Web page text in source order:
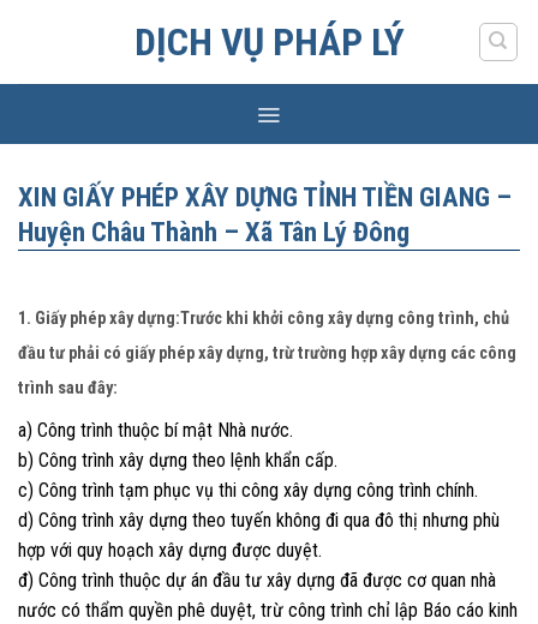
DỊCH VỤ PHÁP LÝ
XIN GIẤY PHÉP XÂY DỰNG TỈNH TIỀN GIANG –
Huyện Châu Thành – Xã Tân Lý Đông
1. Giấy phép xây dựng:Trước khi khởi công xây dựng công trình, chủ
đầu tư phải có giấy phép xây dựng, trừ trường hợp xây dựng các công
trình sau đây:
a) Công trình thuộc bí mật Nhà nước.
b) Công trình xây dựng theo lệnh khẩn cấp.
c) Công trình tạm phục vụ thi công xây dựng công trình chính.
d) Công trình xây dựng theo tuyến không đi qua đô thị nhưng phù
hợp với quy hoạch xây dựng được duyệt.
đ) Công trình thuộc dự án đầu tư xây dựng đã được cơ quan nhà
nước có thẩm quyền phê duyệt, trừ công trình chỉ lập Báo cáo kinh